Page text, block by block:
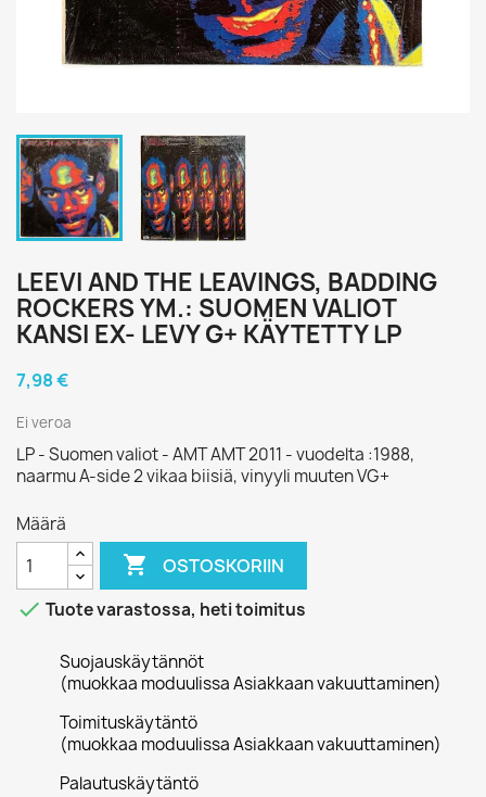
LEEVI AND THE LEAVINGS, BADDING
ROCKERS YM.: SUOMEN VALIOT
KANSI EX- LEVY G+ KÄYTETTY LP
7,98 €
Ei veroa
LP - Suomen valiot - AMT AMT 2011 - vuodelta :1988,
naarmu A-side 2 vikaa biisiä, vinyyli muuten VG+
Määrä
 OSTOSKORIIN
 Tuote varastossa, heti toimitus
Suojauskäytännöt
(muokkaa moduulissa Asiakkaan vakuuttaminen)
Toimituskäytäntö
(muokkaa moduulissa Asiakkaan vakuuttaminen)
Palautuskäytäntö